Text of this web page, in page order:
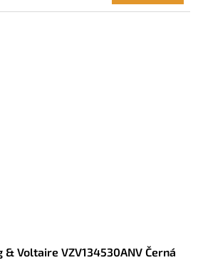
& Voltaire VZV134530ANV Černá